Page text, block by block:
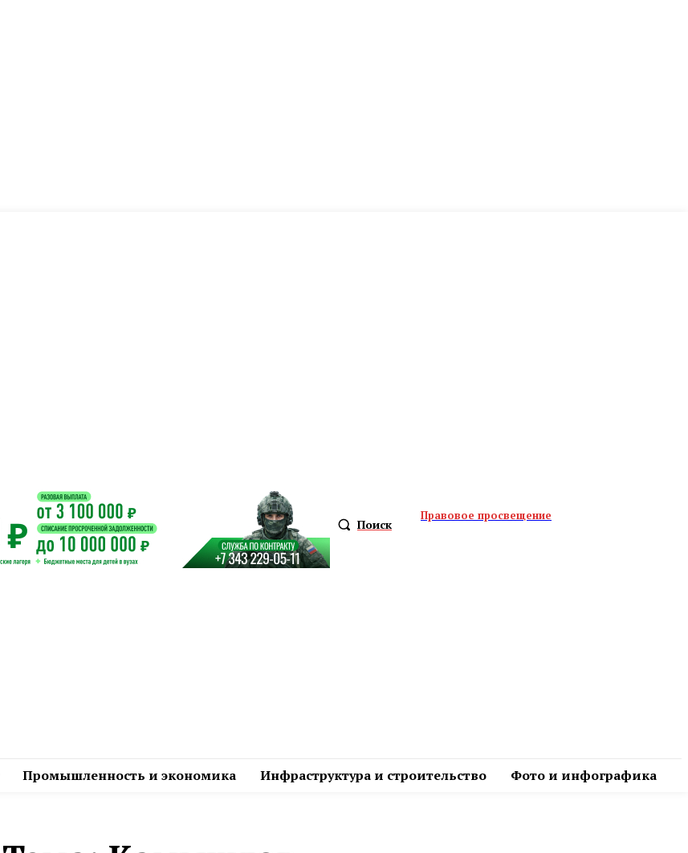
Поиск
Правовое просвещение
Промышленность и экономика Инфраструктура и строительство Фото и инфографика